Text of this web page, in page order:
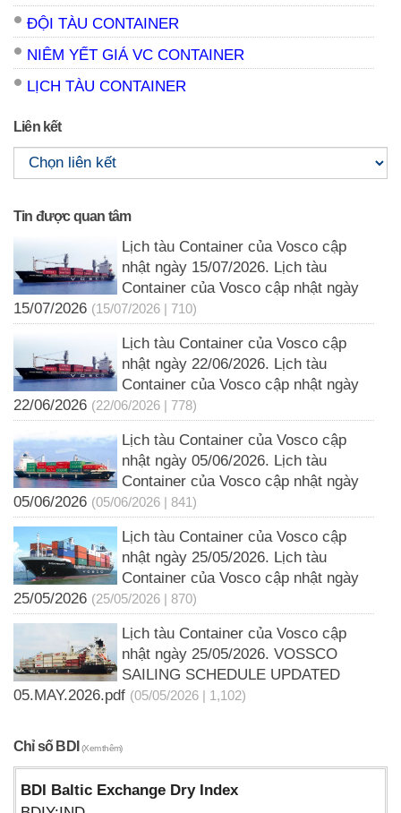
ĐỘI TÀU CONTAINER
NIÊM YẾT GIÁ VC CONTAINER
LỊCH TÀU CONTAINER
Liên kết
Tin được quan tâm
Lịch tàu Container của Vosco cập
nhật ngày 15/07/2026. Lịch tàu
Container của Vosco cập nhật ngày
15/07/2026 (15/07/2026 | 710)
Lịch tàu Container của Vosco cập
nhật ngày 22/06/2026. Lịch tàu
Container của Vosco cập nhật ngày
22/06/2026 (22/06/2026 | 778)
Lịch tàu Container của Vosco cập
nhật ngày 05/06/2026. Lịch tàu
Container của Vosco cập nhật ngày
05/06/2026 (05/06/2026 | 841)
Lịch tàu Container của Vosco cập
nhật ngày 25/05/2026. Lịch tàu
Container của Vosco cập nhật ngày
25/05/2026 (25/05/2026 | 870)
Lịch tàu Container của Vosco cập
nhật ngày 25/05/2026. VOSSCO
SAILING SCHEDULE UPDATED
05.MAY.2026.pdf (05/05/2026 | 1,102)
Chỉ số BDI(Xem thêm)
BDI Baltic Exchange Dry Index